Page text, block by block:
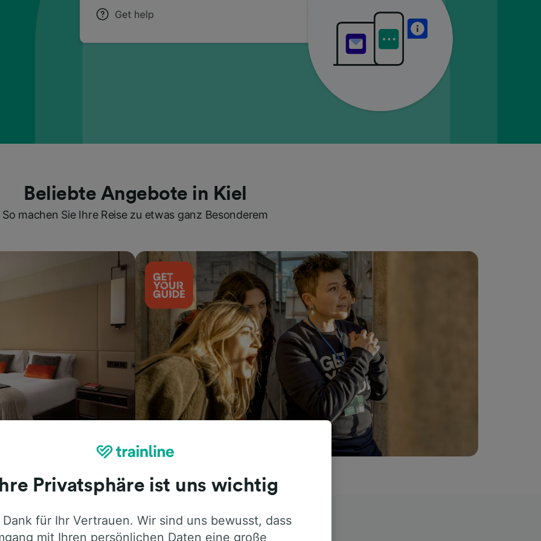
Beliebte Angebote in Kiel
So machen Sie Ihre Reise zu etwas ganz Besonderem
ehrliche Meinung von Trainline-Nutzern
Ihre Privatsphäre ist uns wichtig
für Ihr Vertrauen. Wir sind uns bewusst, dass
mit Ihren persönlichen Daten eine große